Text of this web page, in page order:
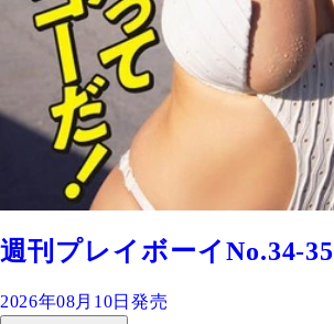
週刊プレイボーイNo.34-35
2026年08月10日発売